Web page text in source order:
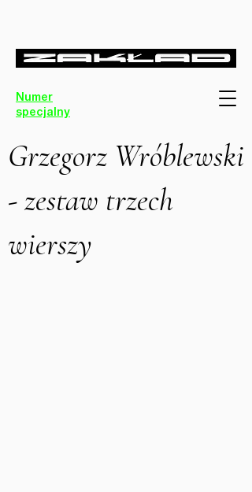
Numer
specjalny
Grzegorz Wróblewski
- zestaw trzech
wierszy